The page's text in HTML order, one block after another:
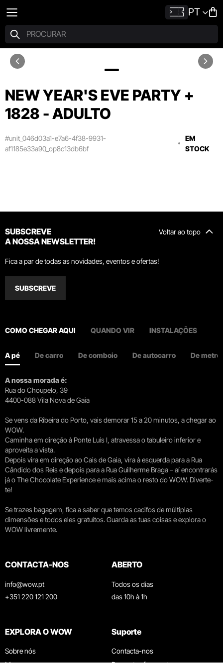
PT
NEW YEAR'S EVE PARTY +
1828 - ADULTO
#unit_046d03a1-e7a6-4f38-9931-
af1185e33a90_op8c13db6bf
EM
STOCK
Voltar ao topo
SUBSCREVE
A NOSSA NEWSLETTER!
Fica a par de todas as novidades, eventos e ofertas!
SUBSCREVE
COMO CHEGAR AQUI QUANDO VIR INSTALAÇÕES
A pé De carro De comboio De autocarro De metro
A nossa morada é:
Rua do Choupelo, 39
4400-088 Vila Nova de Gaia
Se vens da Ribeira do Porto, vais demorar 15 a 20 minutos, a chegar ao
WOW.
Caminha em direção à Ponte Luís I, atravessa o tabuleiro inferior e
aproveita a vista.
Depois vira em direção ao Cais de Gaia, vira à esquerda para a Rua
Cândido dos Reis e depois para a Rua Guilherme Braga – aí encontrarás
já o The Chocolate Experience e mais acima o resto do WOW. Diverte-
te!
Se trazes bagagem, fica a saber que temos cacifos de múltiplas
dimensões e todos eles gratuitos. Guarda as tuas coisas e explora o
WOW livremente.
CONTACTA-NOS
info@wow.pt
+351 220 121 200
ABERTO
Todos os dias
das 10h à 1h
EXPLORA O WOW
Sobre nós
Museus
Suporte
Contacta-nos
Perguntas frequentes